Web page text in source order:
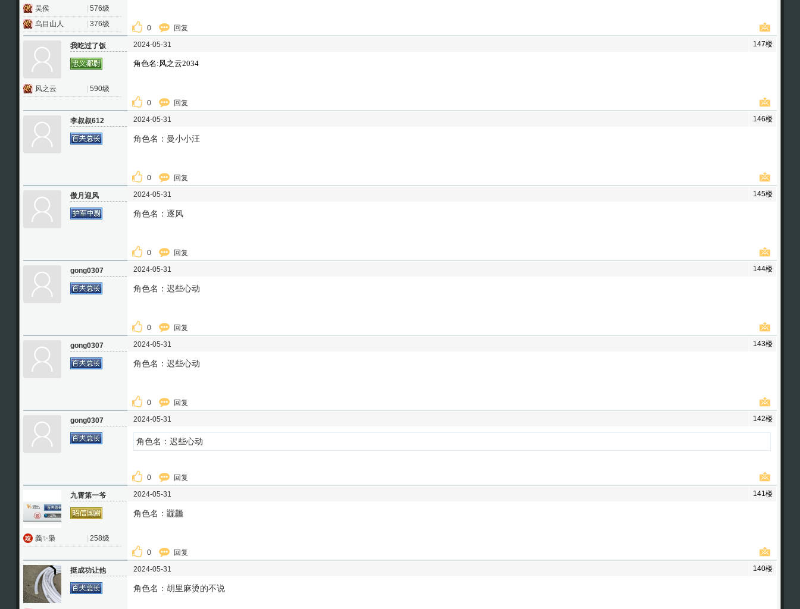
吴侯
576级
乌目山人
376级 0 回复
我吃过了饭
风之云 590级
147楼
2024-05-31
角色名:风之云2034
0 回复
李叔叔612 146楼
2024-05-31
角色名：曼小小汪
0 回复
傲月迎风 145楼
2024-05-31
角色名：逐风
0 回复
gong0307 144楼
2024-05-31
角色名：迟些心动
0 回复
gong0307 143楼
2024-05-31
角色名：迟些心动
0 回复
gong0307 142楼
2024-05-31
角色名：迟些心动
0 回复
九霄第一爷
義✨枭 258级
141楼
2024-05-31
角色名：龖龘
0 回复
挺成功让他 140楼
2024-05-31
角色名：胡里麻烫的不说